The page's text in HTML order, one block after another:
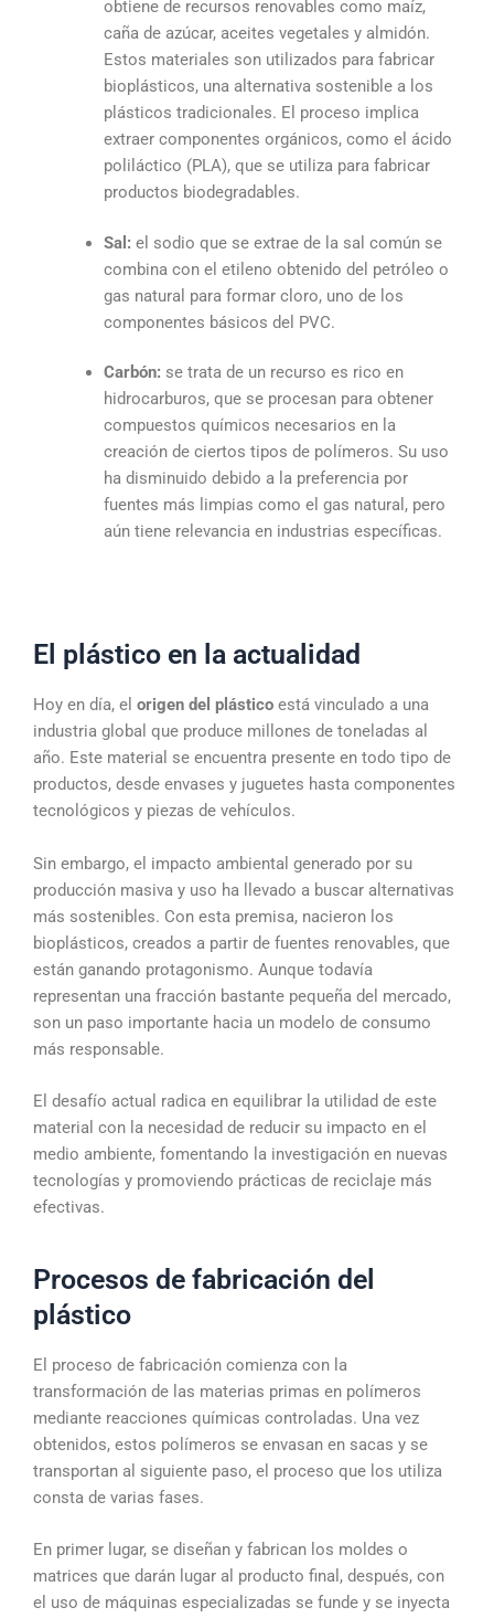
obtiene de recursos renovables como maíz,
caña de azúcar, aceites vegetales y almidón.
Estos materiales son utilizados para fabricar
bioplásticos, una alternativa sostenible a los
plásticos tradicionales. El proceso implica
extraer componentes orgánicos, como el ácido
poliláctico (PLA), que se utiliza para fabricar
productos biodegradables.
Sal: el sodio que se extrae de la sal común se
combina con el etileno obtenido del petróleo o
gas natural para formar cloro, uno de los
componentes básicos del PVC.
Carbón: se trata de un recurso es rico en
hidrocarburos, que se procesan para obtener
compuestos químicos necesarios en la
creación de ciertos tipos de polímeros. Su uso
ha disminuido debido a la preferencia por
fuentes más limpias como el gas natural, pero
aún tiene relevancia en industrias específicas.
El plástico en la actualidad
Hoy en día, el origen del plástico está vinculado a una
industria global que produce millones de toneladas al
año. Este material se encuentra presente en todo tipo de
productos, desde envases y juguetes hasta componentes
tecnológicos y piezas de vehículos.
Sin embargo, el impacto ambiental generado por su
producción masiva y uso ha llevado a buscar alternativas
más sostenibles. Con esta premisa, nacieron los
bioplásticos, creados a partir de fuentes renovables, que
están ganando protagonismo. Aunque todavía
representan una fracción bastante pequeña del mercado,
son un paso importante hacia un modelo de consumo
más responsable.
El desafío actual radica en equilibrar la utilidad de este
material con la necesidad de reducir su impacto en el
medio ambiente, fomentando la investigación en nuevas
tecnologías y promoviendo prácticas de reciclaje más
efectivas.
Procesos de fabricación del
plástico
El proceso de fabricación comienza con la
transformación de las materias primas en polímeros
mediante reacciones químicas controladas. Una vez
obtenidos, estos polímeros se envasan en sacas y se
transportan al siguiente paso, el proceso que los utiliza
consta de varias fases.
En primer lugar, se diseñan y fabrican los moldes o
matrices que darán lugar al producto final, después, con
el uso de máquinas especializadas se funde y se inyecta